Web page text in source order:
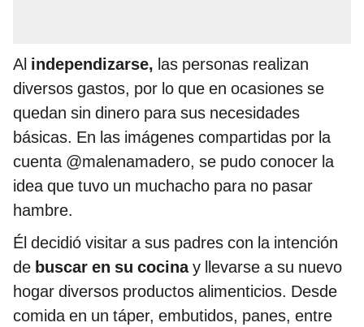
Al independizarse, las personas realizan
diversos gastos, por lo que en ocasiones se
quedan sin dinero para sus necesidades
básicas. En las imágenes compartidas por la
cuenta @malenamadero, se pudo conocer la
idea que tuvo un muchacho para no pasar
hambre.
Él decidió visitar a sus padres con la intención
de buscar en su cocinay llevarse a su nuevo
hogar diversos productos alimenticios. Desde
comida en un táper, embutidos, panes, entre